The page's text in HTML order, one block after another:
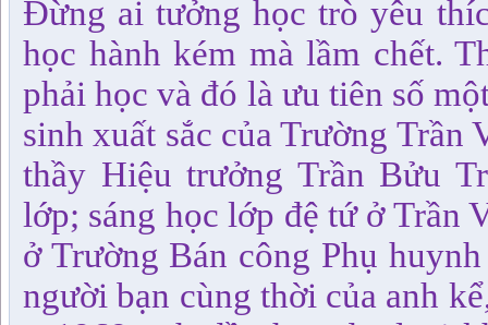
Đừng ai tưởng học trò yêu
học hành kém mà lầm chết.
phải học và đó là ưu tiên số
sinh xuất sắc của Trường Trần
thầy Hiệu trưởng Trần Bửu
lớp; sáng học lớp đệ tứ ở Trần
ở Trường Bán công Phụ
người bạn cùng thời của anh